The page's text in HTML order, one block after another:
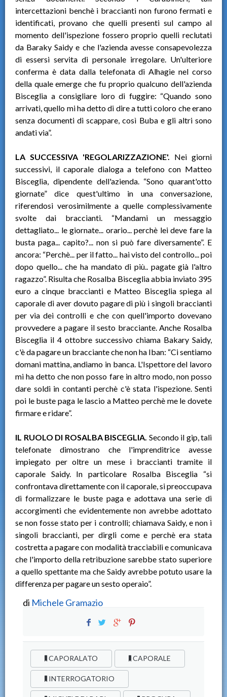
intercettazioni benchè i braccianti non furono fermati e
identificati, provano che quelli presenti sul campo al
momento dell'ispezione fossero proprio quelli reclutati
da Baraky Saidy e che l'azienda avesse consapevolezza
di essersi servita di personale irregolare. Un'ulteriore
conferma è data dalla telefonata di Alhagie nel corso
della quale emerge che fu proprio qualcuno dell'azienda
Bisceglia a consigliare loro di fuggire: “Quando sono
arrivati, quello mi ha detto di dire a tutti coloro che erano
senza documenti di scappare, così Buba e gli altri sono
andati via”.
LA SUCCESSIVA 'REGOLARIZZAZIONE'. Nei giorni
successivi, il caporale dialoga a telefono con Matteo
Bisceglia, dipendente dell'azienda. “Sono quarant'otto
giornate” dice quest'ultimo in una conversazione,
riferendosi verosimilmente a quelle complessivamente
svolte dai braccianti. “Mandami un messaggio
dettagliato... le giornate... orario... perchè lei deve fare la
busta paga... capito?... non si può fare diversamente”. E
ancora: “Perchè... per il fatto... hai visto del controllo... poi
dopo quello... che ha mandato di più.. pagate già l'altro
ragazzo”. Risulta che Rosalba Bisceglia abbia inviato 395
euro a cinque braccianti e Matteo Bisceglia spiega al
caporale di aver dovuto pagare di più i singoli braccianti
per via dei controlli e che con quell'importo dovevano
provvedere a pagare il sesto bracciante. Anche Rosalba
Bisceglia il 4 ottobre successivo chiama Bakary Saidy,
c'è da pagare un bracciante che non ha Iban: “Ci sentiamo
domani mattina, andiamo in banca. L'Ispettore del lavoro
mi ha detto che non posso fare in altro modo, non posso
dare soldi in contanti perchè c'è stata l'ispezione. Senti
poi le buste paga le lascio a Matteo perchè me le dovete
firmare e ridare”.
IL RUOLO DI ROSALBA BISCEGLIA. Secondo il gip, tali
telefonate dimostrano che l'imprenditrice avesse
impiegato per oltre un mese i braccianti tramite il
caporale Saidy. In particolare Rosalba Bisceglia “si
confrontava direttamente con il caporale, si preoccupava
di formalizzare le buste paga e adottava una serie di
accorgimenti che evidentemente non avrebbe adottato
se non fosse stato per i controlli; chiamava Saidy, e non i
singoli braccianti, per dirgli come e perchè era stata
costretta a pagare con modalità tracciabili e comunicava
che l'importo della retribuzione sarebbe stato superiore
a quello spettante ma che Saidy avrebbe potuto usare la
differenza per pagare un sesto operaio”.
di Michele Gramazio
CAPORALATO CAPORALE
INTERROGATORIO